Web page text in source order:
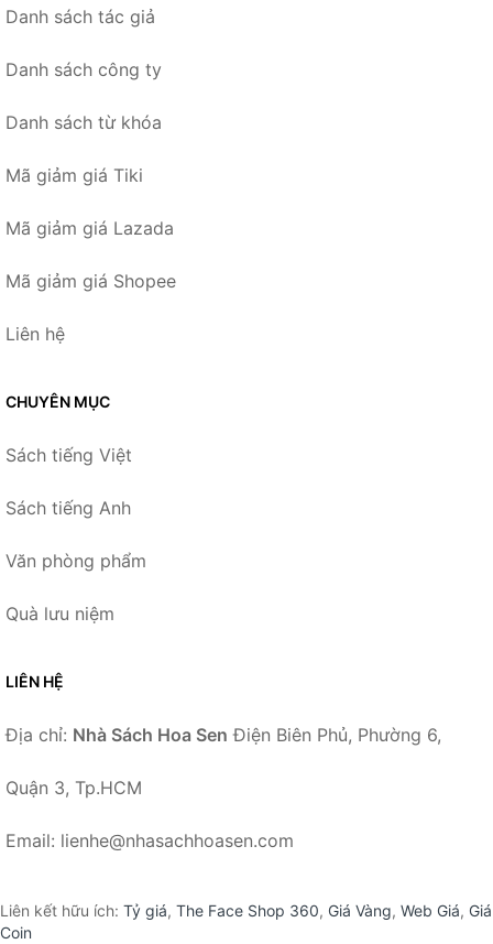
Danh sách tác giả
Danh sách công ty
Danh sách từ khóa
Mã giảm giá Tiki
Mã giảm giá Lazada
Mã giảm giá Shopee
Liên hệ
CHUYÊN MỤC
Sách tiếng Việt
Sách tiếng Anh
Văn phòng phẩm
Quà lưu niệm
LIÊN HỆ
Địa chỉ: Nhà Sách Hoa Sen Điện Biên Phủ, Phường 6,
Quận 3, Tp.HCM
Email: lienhe@nhasachhoasen.com
Liên kết hữu ích: Tỷ giá, The Face Shop 360, Giá Vàng, Web Giá, Giá
Coin